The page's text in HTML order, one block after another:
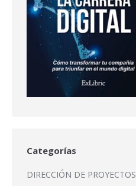
Categorías
DIRECCIÓN DE PROYECTOS